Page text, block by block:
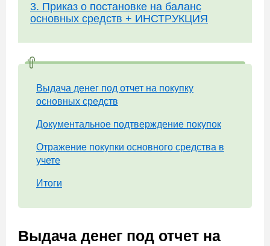
3. Приказ о постановке на баланс
основных средств + ИНСТРУКЦИЯ
Выдача денег под отчет на покупку
основных средств
Документальное подтверждение покупок
Отражение покупки основного средства в
учете
Итоги
Выдача денег под отчет на